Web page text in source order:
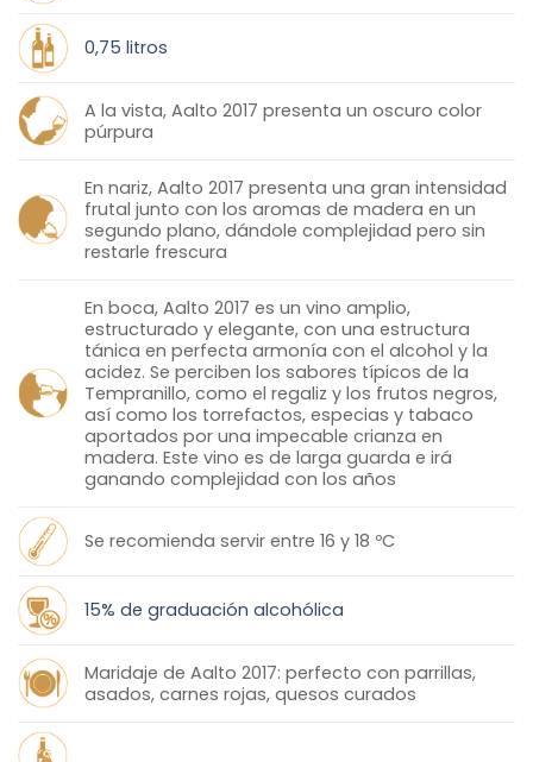
0,75 litros
A la vista, Aalto 2017 presenta un oscuro color
púrpura
En nariz, Aalto 2017 presenta una gran intensidad
frutal junto con los aromas de madera en un
segundo plano, dándole complejidad pero sin
restarle frescura
En boca, Aalto 2017 es un vino amplio,
estructurado y elegante, con una estructura
tánica en perfecta armonía con el alcohol y la
acidez. Se perciben los sabores típicos de la
Tempranillo, como el regaliz y los frutos negros,
así como los torrefactos, especias y tabaco
aportados por una impecable crianza en
madera. Este vino es de larga guarda e irá
ganando complejidad con los años
Se recomienda servir entre 16 y 18 ºC
15% de graduación alcohólica
Maridaje de Aalto 2017: perfecto con parrillas,
asados, carnes rojas, quesos curados